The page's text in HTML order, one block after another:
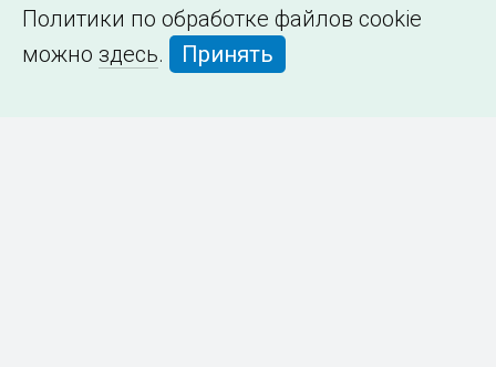
Политики по обработке файлов cookie
можно здесь. Принять